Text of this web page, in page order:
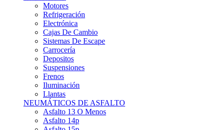
Refrigeración
Electrónica
Cajas De Cambio
Sistemas De Escape
Carrocería
Depositos
Suspensiones
Frenos
Iluminación
Llantas
NEUMÁTICOS DE ASFALTO
Asfalto 13 O Menos
Asfalto 14p
Asfalto 15p
Asfalto 16p